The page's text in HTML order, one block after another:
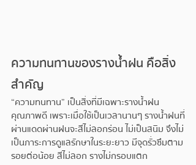
ความทนทานของรางน้ำฝน คือสิ่ง
สำคัญ
“ความทนทาน” เป็นสิ่งที่มีเฉพาะรางน้ำฝน
คุณภาพดี เพราะเมื่อใช้เป็นเวลานานๆ รางน้ำฝนที่
ผ่านแดดผ่านฝนจะสีไม่ลอกร่อน ไม่เป็นสนิม จึงไม่
เป็นภาระการดูแลรักษาในระยะยาว มีจุดรั่วซึมตาม
รอยต่อน้อย สีไม่ลอก รางไม่กรอบแตก